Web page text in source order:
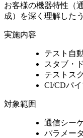
お客様の機器特性（
成）を深く理解した
実施内容
テスト自
スタブ・
テストス
CI/CDパ
対象範囲
通信シー
パラメー